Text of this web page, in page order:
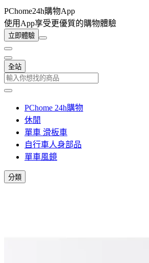
PChome24h購物App
使用App享受更優質的購物體驗
立即體驗
全站
PChome 24h購物
休閒
單車 滑板車
自行車人身部品
單車風鏡
分類